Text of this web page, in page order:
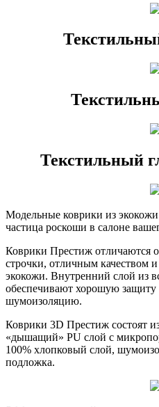
Текстильный
Модельные коврики из экокожи
частица роскоши в салоне
Коврики Престиж отличаются
строчки, отличным качеством
экокожи. Внутренний слой из
обеспечивают хорошую
шумоизоляцию.
Коврики 3D Престиж состоят
«дышащий» PU слой с
100% хлопковый слой,
подложка.